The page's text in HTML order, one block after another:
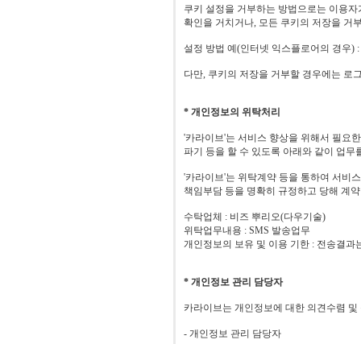
쿠키 설정을 거부하는 방법으로는 이용
확인을 거치거나, 모든 쿠키의 저장을 거
설정 방법 예(인터넷 익스플로어의 경우)
다만, 쿠키의 저장을 거부할 경우에는 로
* 개인정보의 위탁처리
'카라이브'는 서비스 향상을 위해서 필요
파기 등을 할 수 있도록 아래와 같이 업
'카라이브'는 위탁계약 등을 통하여 서비
책임부담 등을 명확히 규정하고 당해 계
수탁업체 : 비즈 뿌리오(다우기술)
위탁업무내용 : SMS 발송업무
개인정보의 보유 및 이용 기한 : 전송결
* 개인정보 관리 담당자
카라이브는 개인정보에 대한 의견수렴
- 개인정보 관리 담당자